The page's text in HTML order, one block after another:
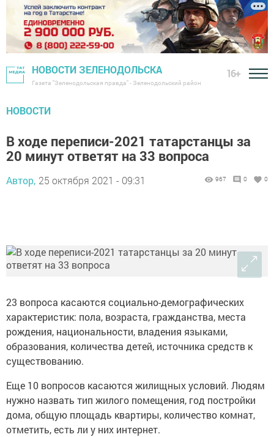
НОВОСТИ ЗЕЛЕНОДОЛЬСКА
Газета "Зеленодольская правда" - Зеленодольский район
16+
НОВОСТИ
В ходе переписи-2021 татарстанцы за
20 минут ответят на 33 вопроса
Автор, 25 октября 2021 - 09:31 967 0 0
23 вопроса касаются социально-демографических
характеристик: пола, возраста, гражданства, места
рождения, национальности, владения языками,
образования, количества детей, источника средств к
существованию.
Еще 10 вопросов касаются жилищных условий. Людям
нужно назвать тип жилого помещения, год постройки
дома, общую площадь квартиры, количество комнат,
отметить, есть ли у них интернет.